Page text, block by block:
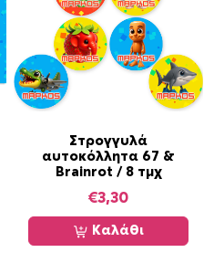
Στρογγυλά
αυτοκόλλητα 67 &
Brainrot / 8 τμχ
€3,30
Καλάθι